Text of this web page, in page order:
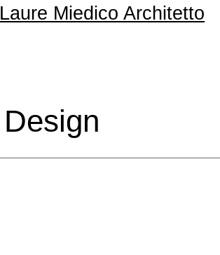
Laure Miedico Architetto
Design